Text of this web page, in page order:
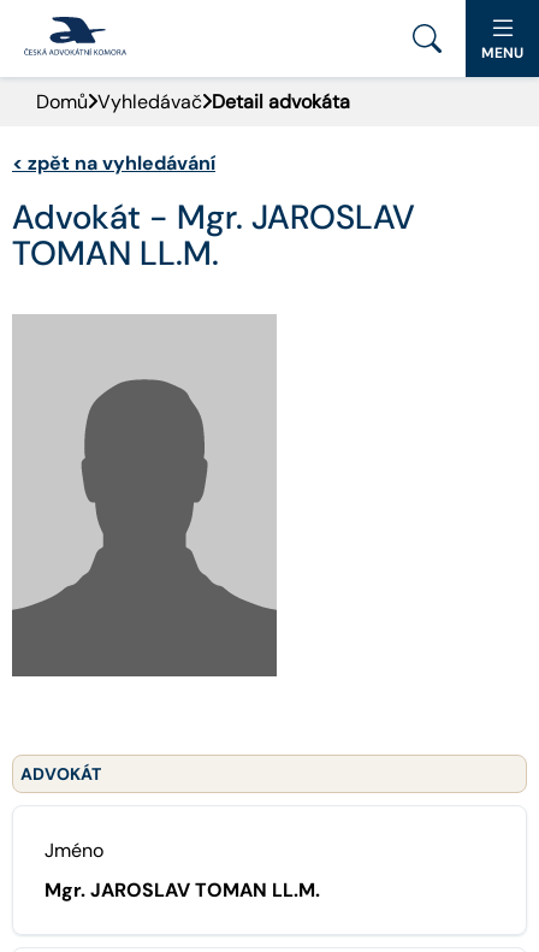
PORTÁL ČAK
DOMŮ
AKTUALITY
ADVOKÁTNÍ DENÍK
KONTAKT
MENU
Domů Vyhledávač Detail advokáta
< zpět na vyhledávání
Advokát - Mgr. JAROSLAV
TOMAN LL.M.
ADVOKÁT
Jméno
Mgr. JAROSLAV TOMAN LL.M.